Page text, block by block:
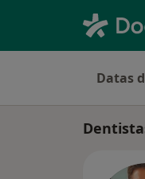
Datas